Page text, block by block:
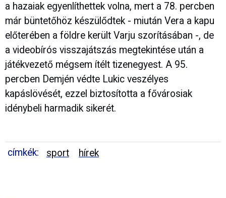
a hazaiak egyenlíthettek volna, mert a 78. percben
már büntetőhöz készülődtek - miután Vera a kapu
előterében a földre került Varju szorításában -, de
a videobírós visszajátszás megtekintése után a
játékvezető mégsem ítélt tizenegyest. A 95.
percben Demjén védte Lukic veszélyes
kapáslövését, ezzel biztosította a fővárosiak
idénybeli harmadik sikerét.
címkék: sport hírek